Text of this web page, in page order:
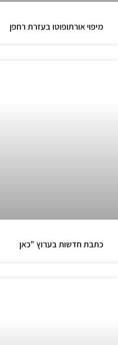
מיפוי אורתופוטו בעזרת רחפן
כתבת חדשות בערוץ "כאן